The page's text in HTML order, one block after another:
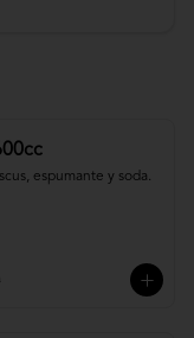
espumante y soda.